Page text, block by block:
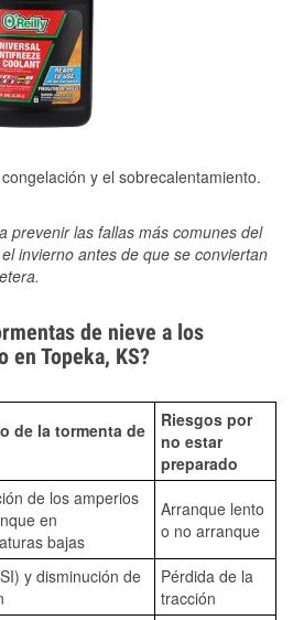
y el sobrecalentamiento.
prevenir las fallas más comunes del
invierno antes de que se conviertan
de nieve a los
en Topeka, KS?
de la tormenta de
Riesgos por
no estar
preparado
de los amperios
en
bajas
Arranque lento
o no arranque
y disminución de
Pérdida de la
tracción